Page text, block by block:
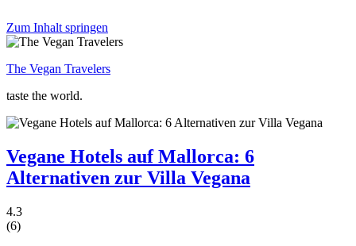
Zum Inhalt springen
The Vegan Travelers
taste the world.
Vegane Hotels auf Mallorca: 6
Alternativen zur Villa Vegana
4.3
(6)